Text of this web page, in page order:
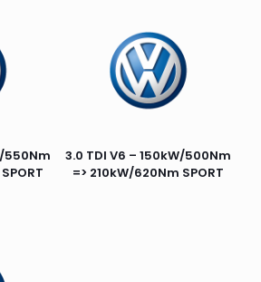
550Nm
3.0 TDI V6 – 150kW/500Nm
=> 210kW/620Nm SPORT